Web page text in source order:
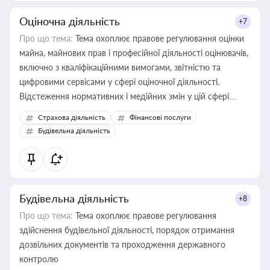
Оціночна діяльність +7
Про що тема: Тема охоплює правове регулювання оцінки
майна, майнових прав і професійної діяльності оцінювачів,
включно з кваліфікаційними вимогами, звітністю та
цифровими сервісами у сфері оціночної діяльності.
Відстеження нормативних і медійних змін у цій сфері
корисне для власника бізнесу, керівника, юриста або
бухгалтера під час оподаткування, приватизації, оренди
державного майна, корпоративних угод і перевірки
статусу суб'єктів оціночної діяльності
Страхова діяльність
Фінансові послуги
Будівельна діяльність
Будівельна діяльність +8
Про що тема: Тема охоплює правове регулювання
здійснення будівельної діяльності, порядок отримання
дозвільних документів та проходження державного
контролю